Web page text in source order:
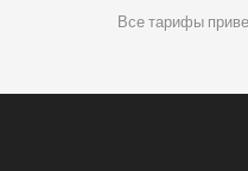
Все тарифы